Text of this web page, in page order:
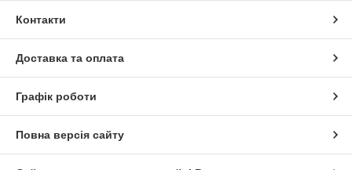
Контакти
Доставка та оплата
Графік роботи
Повна версія сайту